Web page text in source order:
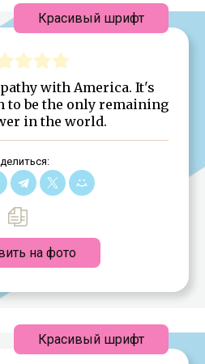
with America. It's
to be the only remaining
in the world.
на фото
Красивый шрифт
Красивый шрифт